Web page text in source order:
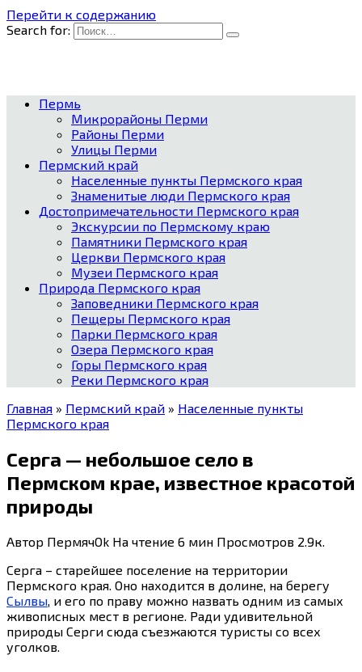
Перейти к содержанию
Search for:
Пермь
Микрорайоны Перми
Районы Перми
Улицы Перми
Пермский край
Населенные пункты Пермского края
Знаменитые люди Пермского края
Достопримечательности Пермского края
Экскурсии по Пермскому краю
Памятники Пермского края
Церкви Пермского края
Музеи Пермского края
Природа Пермского края
Заповедники Пермского края
Пещеры Пермского края
Парки Пермского края
Озера Пермского края
Горы Пермского края
Реки Пермского края
Главная » Пермский край » Населенные пункты
Пермского края
Серга — небольшое село в
Пермском крае, известное красотой
природы
Автор ПермячOk На чтение 6 мин Просмотров 2.9к.
Серга – старейшее поселение на территории
Пермского края. Оно находится в долине, на берегу
Сылвы, и его по праву можно назвать одним из самых
живописных мест в регионе. Ради удивительной
природы Серги сюда съезжаются туристы со всех
уголков.